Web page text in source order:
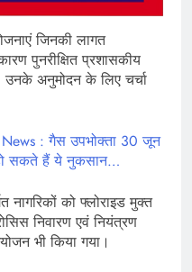
जिनकी लागत
पुनरीक्षित प्रशासकीय
उनके अनुमोदन के लिए चर्चा
: गैस उपभोक्ता 30 जून
सकते हैं ये नुकसान…
को फ्लोराइड मुक्त
निवारण एवं नियंत्रण
भी किया गया।